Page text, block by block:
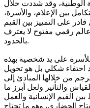
الوطنية، وقد شددت خلال
بين الإعلام، والأسرة،
على التمييز بين القيم
رقمي مفتوح لا يعترف
بالحدود.
للأسرة على يد شخصية بهذه
احتفاء شكلي بل هو تحويل
من خلالها المبادئ إلى
والتأثير ولعل أبرز ما
القيم الإنسانية والعمل
الحضاري، وهو ما تحتاج